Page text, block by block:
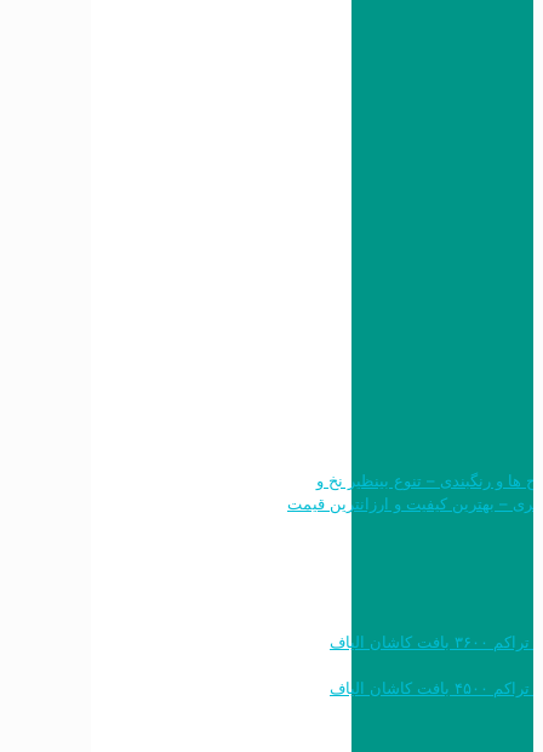
طرح ها و رنگبندی – تنوع بینظیر نخ و
خرید به قیمت فرش ماشینی ۱۲۰۰ شانه تراکم ۳۶۰۰ بافت کاشان الیاف
خرید به قیمت فرش ماشینی ۱۵۰۰ شانه تراکم ۴۵۰۰ بافت کاشان الیاف